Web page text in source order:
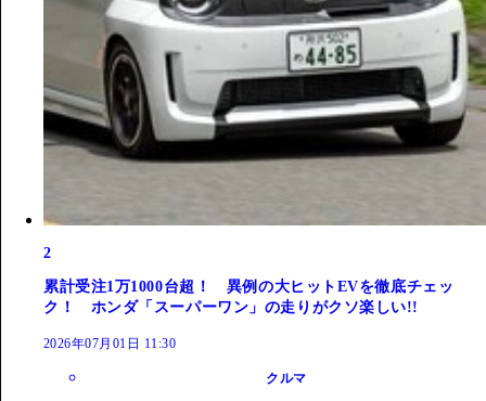
2
累計受注1万1000台超！ 異例の大ヒットEVを徹底チェッ
ク！ ホンダ「スーパーワン」の走りがクソ楽しい!!
2026年07月01日 11:30
クルマ